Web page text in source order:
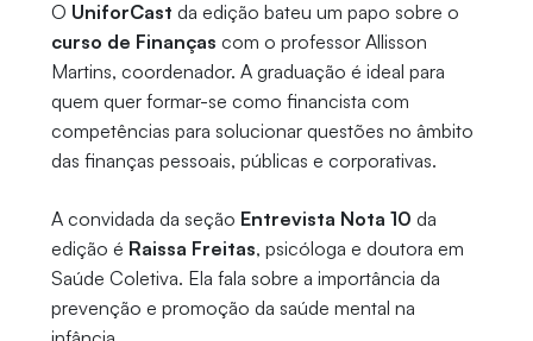
O UniforCast da edição bateu um papo sobre o
curso de Finanças com o professor Allisson
Martins, coordenador. A graduação é ideal para
quem quer formar-se como financista com
competências para solucionar questões no âmbito
das finanças pessoais, públicas e corporativas.
A convidada da seção Entrevista Nota 10 da
edição é Raissa Freitas, psicóloga e doutora em
Saúde Coletiva. Ela fala sobre a importância da
prevenção e promoção da saúde mental na